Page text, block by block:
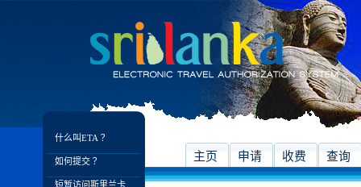
什么叫ETA？
如何提交？
短暂访问斯里兰卡
主页 申请 收费 查询